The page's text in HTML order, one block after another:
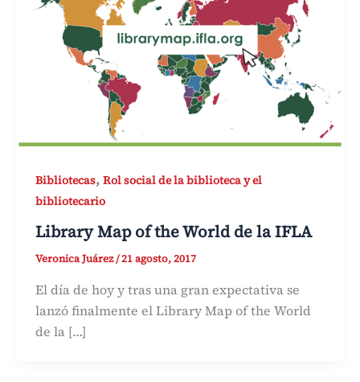
Bibliotecas, Rol social de la biblioteca y el
bibliotecario
Library Map of the World de la IFLA
Veronica Juárez/21 agosto, 2017
El día de hoy y tras una gran expectativa se
lanzó finalmente el Library Map of the World
de la […]